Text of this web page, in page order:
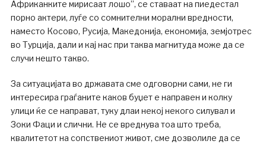
Африканките мирисаат лошо”, се ставаат на пиедестал
порно актери, луѓе со сомнителни морални вредности,
наместо Косово, Русија, Македонија, економија, земјотрес
во Турција, дали и кај нас при таква магнитуда може да се
случи нешто такво.
За ситуацијата во државата сме одговорни сами, не ги
интересира граѓаните каков буџет е направен и колку
улици ќе се направат, туку длаи некој некого силувал и
Зоки Фаци и слични. Не се вреднува тоа што треба,
квалитетот на сопствениот живот, сме дозволиле да се